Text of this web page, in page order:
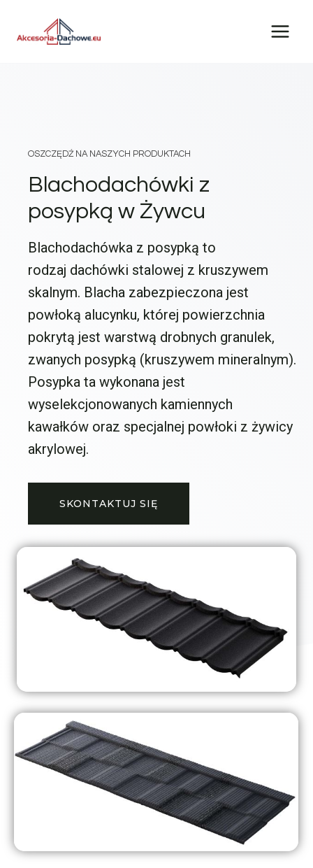
OSZCZĘDŹ NA NASZYCH PRODUKTACH
Blachodachówki z
posypką w Żywcu
Blachodachówka z posypką to
rodzaj dachówki stalowej z kruszywem
skalnym. Blacha zabezpieczona jest
powłoką alucynku, której powierzchnia
pokrytą jest warstwą drobnych granulek,
zwanych posypką (kruszywem mineralnym).
Posypka ta wykonana jest
wyselekcjonowanych kamiennych
kawałków oraz specjalnej powłoki z żywicy
akrylowej.
SKONTAKTUJ SIĘ